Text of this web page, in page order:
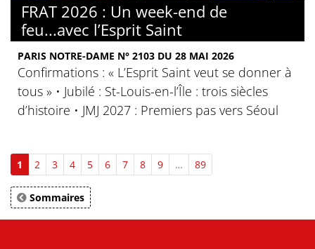
FRAT 2026 : Un week-end de
feu...avec l’Esprit Saint
PARIS NOTRE-DAME N° 2103 DU 28 MAI 2026
Confirmations : « L’Esprit Saint veut se donner à
tous » • Jubilé : St-Louis-en-l’Île : trois siècles
d’histoire • JMJ 2027 : Premiers pas vers Séoul
1 2 3 4 5 6 7 8 9 … 89
Sommaires